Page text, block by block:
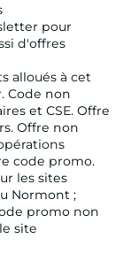
pour
d'offres
alloués à cet
Code non
et CSE. Offre
Offre non
code promo.
les sites
Normont ;
promo non
site